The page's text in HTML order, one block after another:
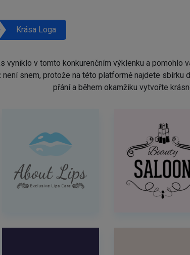
Krása Loga
vyniklo v tomto konkurenčním výklenku a
snem, protože na této platformě najdete sbírku
přání a během okamžiku vytvořte